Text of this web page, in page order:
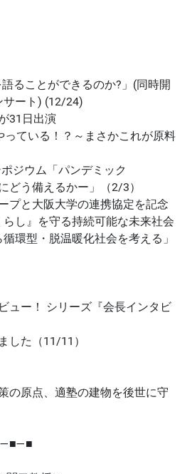
ることができるのか?」(同時開
サート) (12/24)
31日出演
ている！？～まさかこれが原料
ジウム「パンデミック
どう備えるかー」（2/3）
と大阪大学の連携協定を記念
し』を守る持続可能な未来社会
環型・脱温暖化社会を考える」
ュー！ シリーズ『会長インタビ
した（11/11）
の原点、適塾の建物を後世に守